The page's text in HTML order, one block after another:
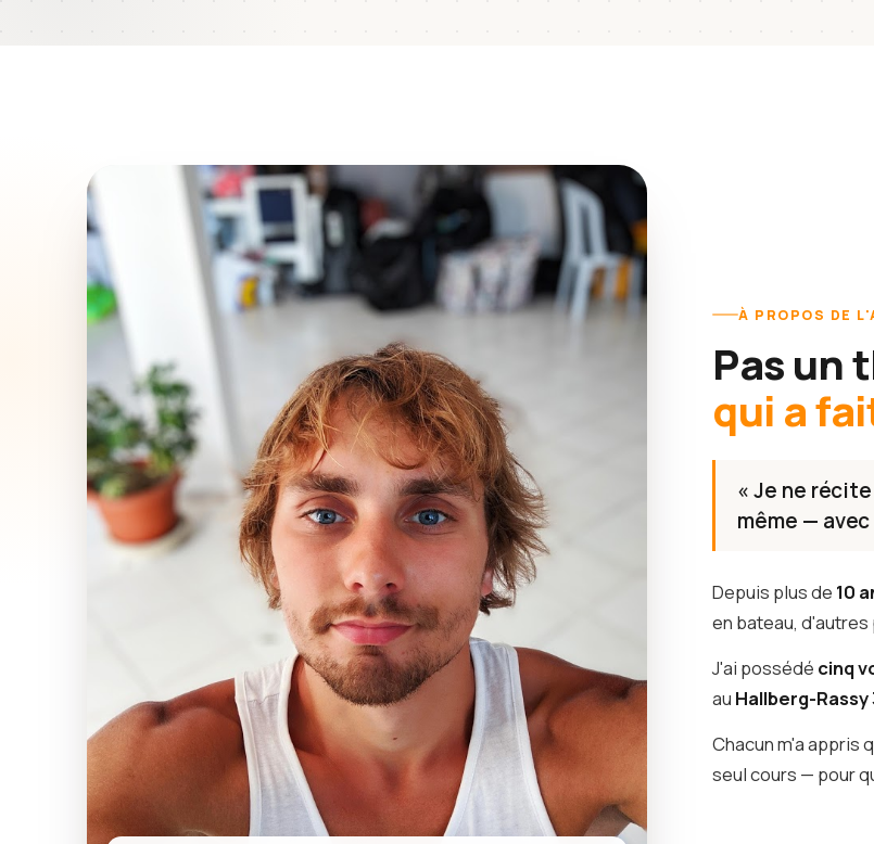
À PROPOS DE
Pas un
qui a
« Je ne
même —
Depuis plus de 10
en bateau,
J'ai possédé cinq
au Hallberg-Rassy
Chacun m'a appris
seul cours — pour